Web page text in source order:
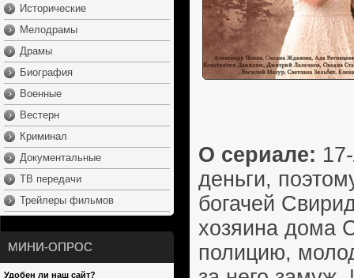
Исторические
Мелодрамы
Драмы
Биография
Военные
Вестерн
Криминал
Документальные
ТВ передачи
Трейлеры фильмов
МИНИ-ОПРОС
Удобен ли наш сайт?
О сериале:
деньги,
богачей
хозяина дома
полицию,